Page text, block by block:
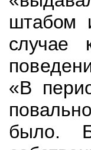
штабом
случае
«В
было.